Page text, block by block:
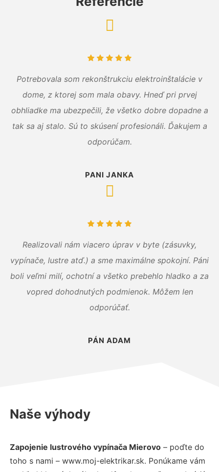
Potrebovala som rekonštrukciu elektroinštalácie v
dome, z ktorej som mala obavy. Hneď pri prvej
obhliadke ma ubezpečili, že všetko dobre dopadne a
tak sa aj stalo. Sú to skúsení profesionáli. Ďakujem a
odporúčam.
PANI JANKA
Realizovali nám viacero úprav v byte (zásuvky,
vypínače, lustre atď.) a sme maximálne spokojní. Páni
boli veľmi milí, ochotní a všetko prebehlo hladko a za
vopred dohodnutých podmienok. Môžem len
odporúčať.
PÁN ADAM
Naše výhody
Zapojenie lustrového vypínača Mierovo – poďte do
toho s nami – www.moj-elektrikar.sk. Ponúkame vám